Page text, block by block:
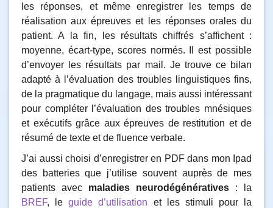
les réponses, et même enregistrer les temps de
réalisation aux épreuves et les réponses orales du
patient. A la fin, les résultats chiffrés s’affichent :
moyenne, écart-type, scores normés. Il est possible
d’envoyer les résultats par mail. Je trouve ce bilan
adapté à l’évaluation des troubles linguistiques fins,
de la pragmatique du langage, mais aussi intéressant
pour compléter l’évaluation des troubles mnésiques
et exécutifs grâce aux épreuves de restitution et de
résumé de texte et de fluence verbale.
J’ai aussi choisi d’enregistrer en PDF dans mon Ipad
des batteries que j’utilise souvent auprès de mes
patients avec maladies neurodégénératives : la
BREF, leguide d’utilisation et les stimuli pour la